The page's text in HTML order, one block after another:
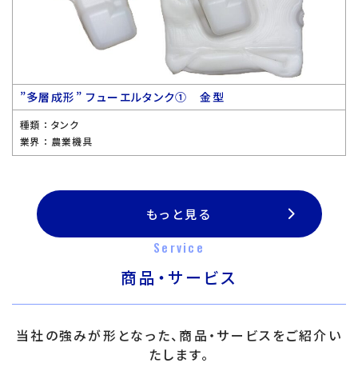
”多層成形” フューエルタンク① 金型
種類 ： タンク
業界 ： 農業機具
もっと見る
Service
商品・サービス
当社の強みが形となった、商品・サービスをご紹介い
たします。